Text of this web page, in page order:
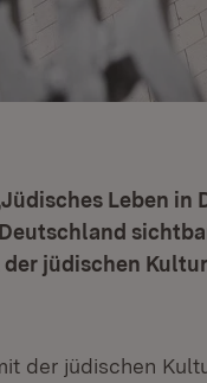
Leben in
jüdischen
der jüdischen